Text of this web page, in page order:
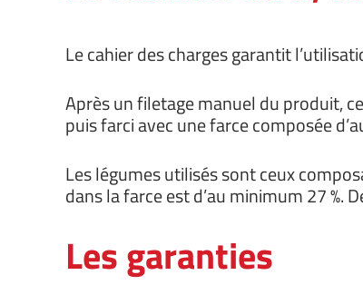
Le cahier des charges garantit
Après un filetage manuel du produit,
puis farci avec une farce composée
Les légumes utilisés sont ceux
dans la farce est d’au minimum 27
Les garanties